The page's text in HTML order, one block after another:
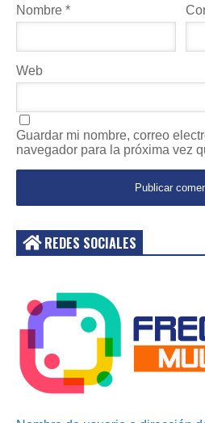
Nombre *
Web
Guardar mi nombre, correo
navegador para la próxima vez
REDES SOCIALES